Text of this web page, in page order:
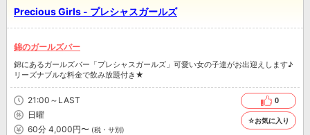
Precious Girls - プレシャスガールズ
錦のガールズバー
錦にあるガールズバー「プレシャスガールズ」可愛い女の子達がお出迎えします♪
リーズナブルな料金で飲み放題付き★
21:00～LAST
日曜
60分 4,000円〜 (税・サ別)
0
☆お気に入り